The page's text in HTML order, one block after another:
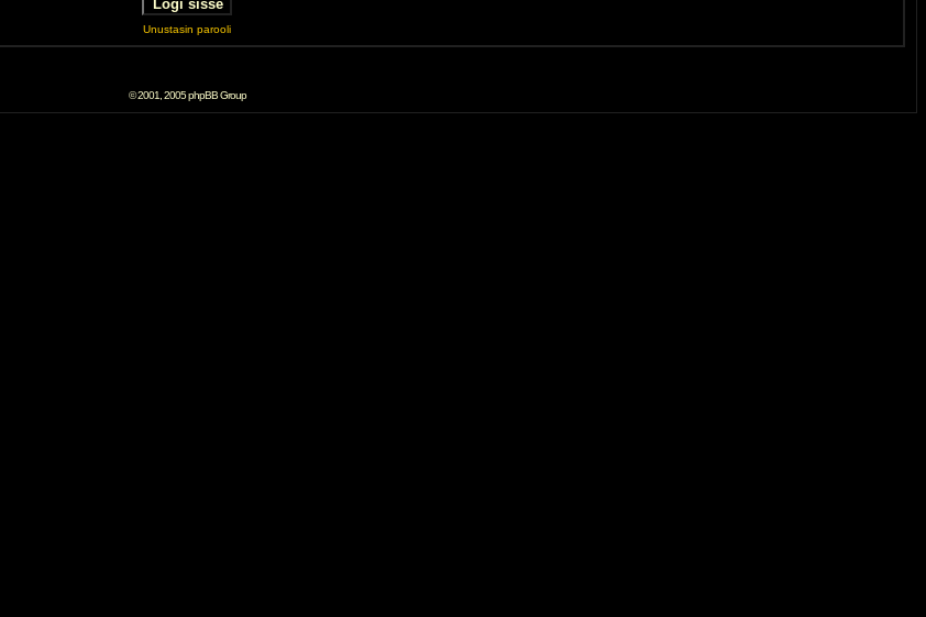
Unustasin parooli
© 2001, 2005 phpBB Group